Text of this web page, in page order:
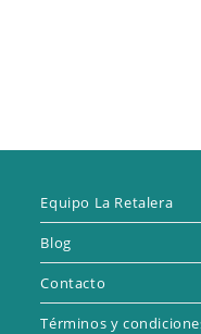
Equipo La Retalera
Blog
Contacto
Términos y